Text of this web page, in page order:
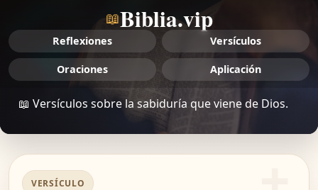
📖Biblia.vip
Reflexiones Versículos
Oraciones Aplicación
📖 Versículos sobre la sabiduría que viene de Dios.
VERSÍCULO